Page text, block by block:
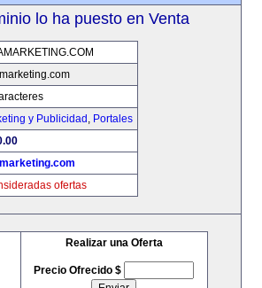
lo ha puesto en Venta
y Publicidad , Portales
ofertas
Realizar una Oferta
Precio Ofrecido $